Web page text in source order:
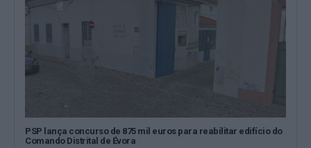
PSP lança concurso de 875 mil euros para reabilitar edifício do
Comando Distrital de Évora